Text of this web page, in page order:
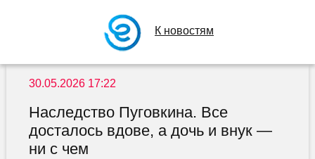
К новостям
30.05.2026 17:22
Наследство Пуговкина. Все
досталось вдове, а дочь и внук —
ни с чем